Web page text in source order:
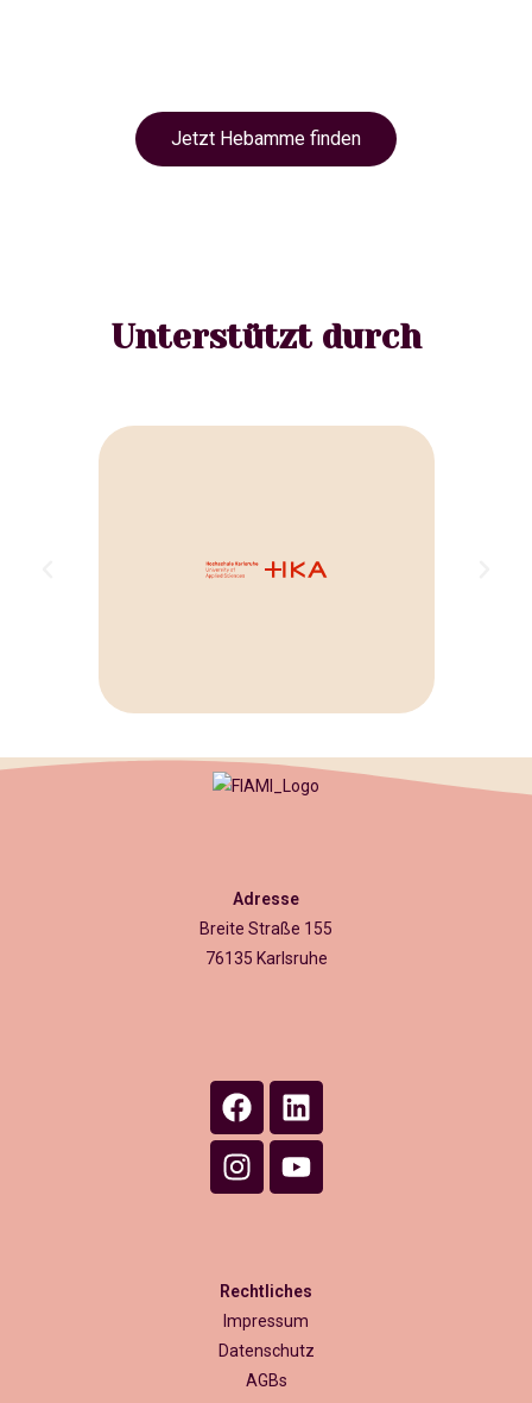
Jetzt Hebamme finden
Unterstützt durch
Adresse
Breite Straße 155
76135 Karlsruhe
Rechtliches
Impressum
Datenschutz
AGBs